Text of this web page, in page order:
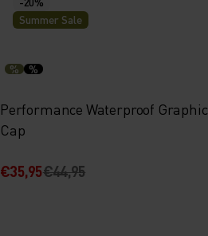
Summer Sale
% %
Performance Waterproof Graphic
Cap
€35,95€44,95